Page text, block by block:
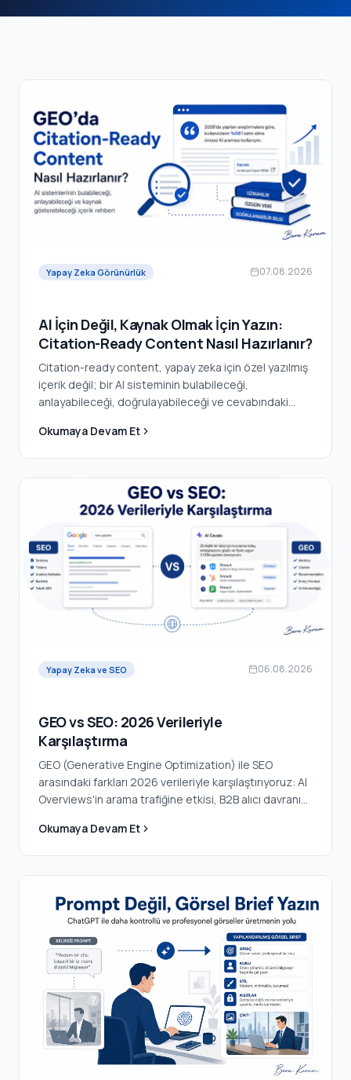
Yapay Zeka Görünürlük 07.08.2026
AI İçin Değil, Kaynak Olmak İçin Yazın:
Citation-Ready Content Nasıl Hazırlanır?
Citation-ready content, yapay zeka için özel yazılmış
içerik değil; bir AI sisteminin bulabileceği,
anlayabileceği, doğrulayabileceği ve cevabındaki
kullanabileceği içeriktir.
Okumaya Devam Et
Yapay Zeka ve SEO 06.08.2026
GEO vs SEO: 2026 Verileriyle
Karşılaştırma
GEO (Generative Engine Optimization) ile SEO
arasındaki farkları 2026 verileriyle karşılaştırıyoruz: AI
Overviews'in arama trafiğine etkisi, B2B alıcı davranışı,
ve kaynaklarla.
Okumaya Devam Et